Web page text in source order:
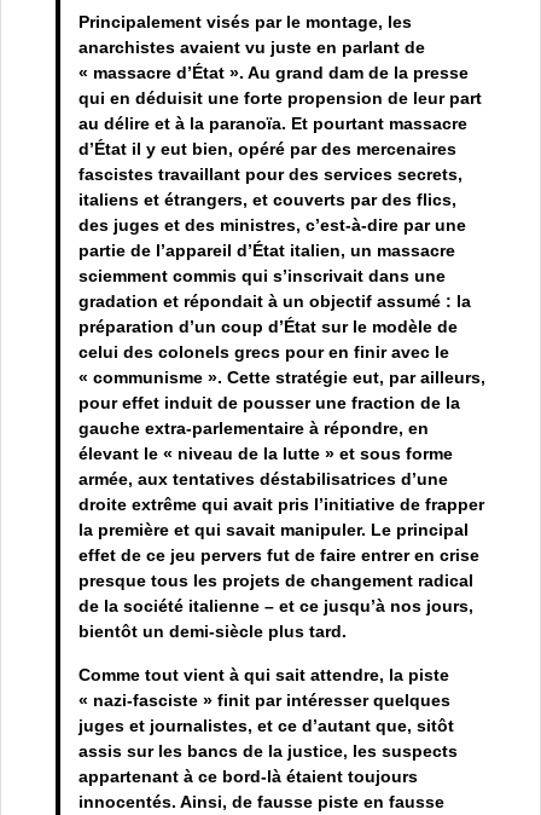
Principalement visés par le montage, les
anarchistes avaient vu juste en parlant de
« massacre d’État ». Au grand dam de la presse
qui en déduisit une forte propension de leur part
au délire et à la paranoïa. Et pourtant massacre
d’État il y eut bien, opéré par des mercenaires
fascistes travaillant pour des services secrets,
italiens et étrangers, et couverts par des flics,
des juges et des ministres, c’est-à-dire par une
partie de l’appareil d’État italien, un massacre
sciemment commis qui s’inscrivait dans une
gradation et répondait à un objectif assumé : la
préparation d’un coup d’État sur le modèle de
celui des colonels grecs pour en finir avec le
« communisme ». Cette stratégie eut, par ailleurs,
pour effet induit de pousser une fraction de la
gauche extra-parlementaire à répondre, en
élevant le « niveau de la lutte » et sous forme
armée, aux tentatives déstabilisatrices d’une
droite extrême qui avait pris l’initiative de frapper
la première et qui savait manipuler. Le principal
effet de ce jeu pervers fut de faire entrer en crise
presque tous les projets de changement radical
de la société italienne – et ce jusqu’à nos jours,
bientôt un demi-siècle plus tard.
Comme tout vient à qui sait attendre, la piste
« nazi-fasciste » finit par intéresser quelques
juges et journalistes, et ce d’autant que, sitôt
assis sur les bancs de la justice, les suspects
appartenant à ce bord-là étaient toujours
innocentés. Ainsi, de fausse piste en fausse